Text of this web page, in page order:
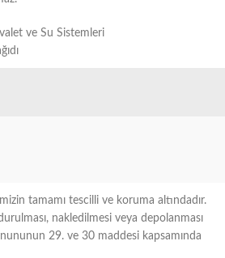
ve Su Sistemleri
tamamı tescilli ve koruma altındadır.
nakledilmesi veya depolanması
29. ve 30 maddesi kapsamında